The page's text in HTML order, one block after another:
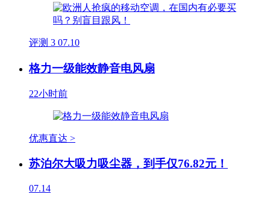
评测 3 07.10
格力一级能效静音电风扇
22小时前
优惠直达 >
苏泊尔大吸力吸尘器，到手仅76.82元！
07.14